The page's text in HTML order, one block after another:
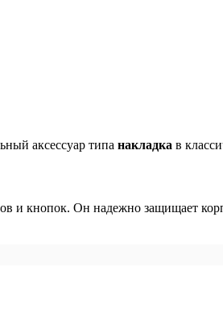
аксессуар типа накладка в
и кнопок. Он надежно защищает